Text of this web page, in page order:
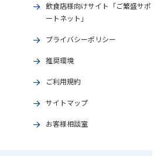
飲食店様向けサイト「ご繁盛サポ
ートネット」
プライバシーポリシー
推奨環境
ご利用規約
サイトマップ
お客様相談室